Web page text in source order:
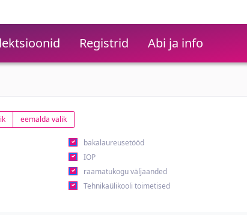
Registrid Abi ja info
eemalda valik
bakalaureusetööd
IOP
raamatukogu väljaanded
Tehnikaülikooli toimetised